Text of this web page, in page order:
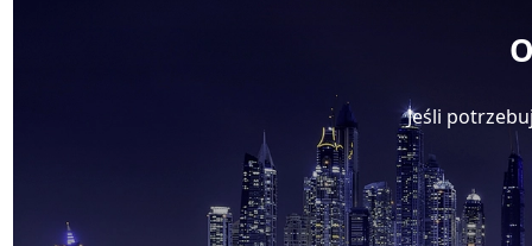
Jeśli